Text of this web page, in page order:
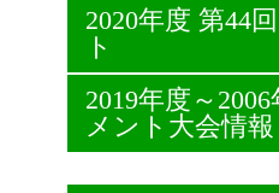
2020年度 第44
ト
2019年度～
メント大会情報